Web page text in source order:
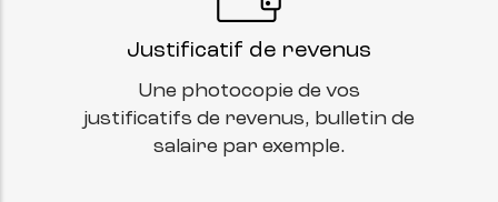
Justificatif de revenus
Une photocopie de vos
justificatifs de revenus, bulletin de
salaire par exemple.